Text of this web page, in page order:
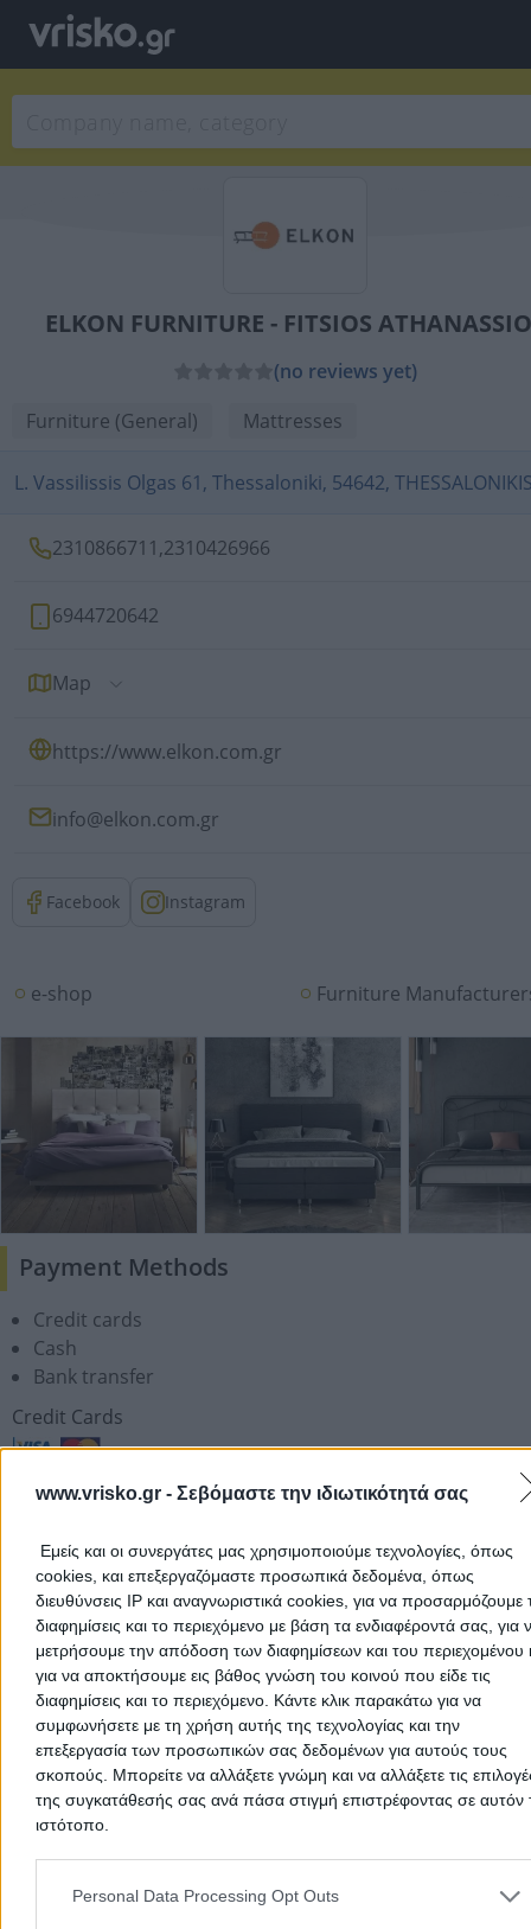
www.vrisko.gr - Σεβόμαστε την ιδιωτικότητά σας
Εμείς και οι συνεργάτες μας χρησιμοποιούμε τεχνολογίες, όπως
cookies, και επεξεργαζόμαστε προσωπικά δεδομένα, όπως
διευθύνσεις IP και αναγνωριστικά cookies, για να προσαρμόζουμε
διαφημίσεις και το περιεχόμενο με βάση τα ενδιαφέροντά σας, για
μετρήσουμε την απόδοση των διαφημίσεων και του περιεχομένου
για να αποκτήσουμε εις βάθος γνώση του κοινού που είδε τις
διαφημίσεις και το περιεχόμενο. Κάντε κλικ παρακάτω για να
συμφωνήσετε με τη χρήση αυτής της τεχνολογίας και την
επεξεργασία των προσωπικών σας δεδομένων για αυτούς τους
σκοπούς. Μπορείτε να αλλάξετε γνώμη και να αλλάξετε τις
της συγκατάθεσής σας ανά πάσα στιγμή επιστρέφοντας σε αυτόν
ιστότοπο.
Please note that this website/app uses one or more Google
and may gather and store information including but not limited to
Personal Data Processing Opt Outs
ELKON FURNITURE - FITSIOS
(no reviews yet)
Furniture (General)
Mattresses
L. Vassilissis Olgas 61, Thessaloniki, 54642,
2310866711,2310426966
6944720642
Map
https://www.elkon.com.gr
info@elkon.com.gr
Facebook Instagram
e-shop Furniture
Payment Methods
Credit cards
Cash
Bank transfer
Credit Cards
Cooperating Banks
Add a Review
first to share your experience and help other users